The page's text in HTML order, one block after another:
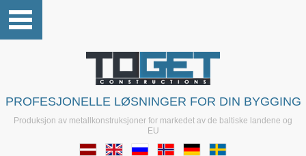
PROFESJONELLE LØSNINGER FOR DIN BYGGING
Produksjon av metallkonstruksjoner for markedet av de baltiske landene og
EU